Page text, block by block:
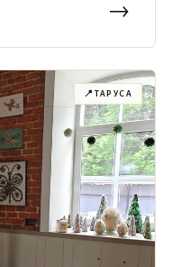
→
📍ТАРУСА